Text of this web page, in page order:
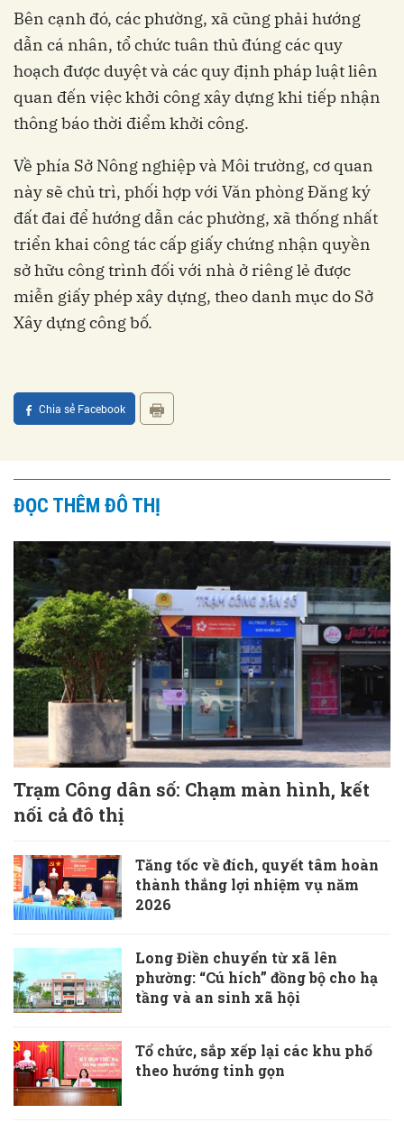
Bên cạnh đó, các phường, xã cũng phải hướng
dẫn cá nhân, tổ chức tuân thủ đúng các quy
hoạch được duyệt và các quy định pháp luật liên
quan đến việc khởi công xây dựng khi tiếp nhận
thông báo thời điểm khởi công.
Về phía Sở Nông nghiệp và Môi trường, cơ quan
này sẽ chủ trì, phối hợp với Văn phòng Đăng ký
đất đai để hướng dẫn các phường, xã thống nhất
triển khai công tác cấp giấy chứng nhận quyền
sở hữu công trình đối với nhà ở riêng lẻ được
miễn giấy phép xây dựng, theo danh mục do Sở
Xây dựng công bố.
Chia sẻ Facebook
ĐỌC THÊM ĐÔ THỊ
Trạm Công dân số: Chạm màn hình, kết
nối cả đô thị
Tăng tốc về đích, quyết tâm hoàn
thành thắng lợi nhiệm vụ năm
2026
Long Điền chuyển từ xã lên
phường: “Cú hích” đồng bộ cho hạ
tầng và an sinh xã hội
Tổ chức, sắp xếp lại các khu phố
theo hướng tinh gọn